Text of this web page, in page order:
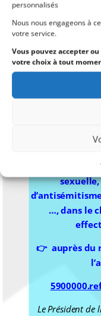
personnalisés
Nous nous engageons à
votre service.
Vous pouvez accepter
votre choix à tout
Vous êtes
…, dans le
👉 auprès du
Le Président de